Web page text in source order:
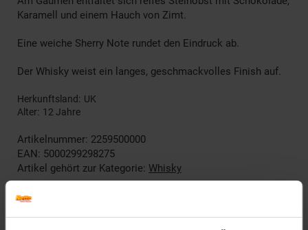
Karamell und einem Hauch von Zimt.
Eine weiche Sherry Note rundet den Eindruck ab.
Der Whisky weist ein langes, geschmackvolles Finish auf.
Herkunftsland
UK
Alter 12 Jahre
Artikelnummer: 2259500000
EAN: 5000299298275
Artikel gehört zur Kategorie: Whisky